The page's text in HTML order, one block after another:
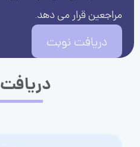
مراجعین قرار می دهد.
دریافت نوبت
دریافت